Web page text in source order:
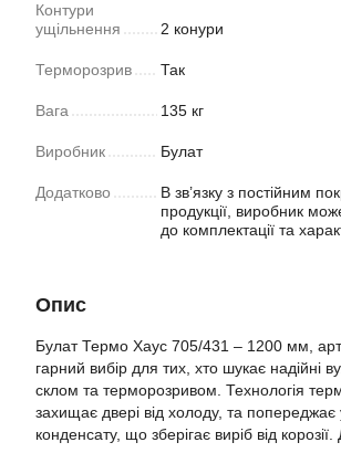
Контури
ущільнення
2 конури
Терморозрив Так
Вага 135 кг
Виробник Булат
Додатково
В зв’язку з постійним
продукції, виробник
до комплектації та
Опис
Булат Термо Хаус 705/431 – 1200 мм,
гарний вибір для тих, хто шукає надійні
склом та терморозривом. Технологія
захищає двері від холоду, та попереджає
конденсату, що зберігає виріб від